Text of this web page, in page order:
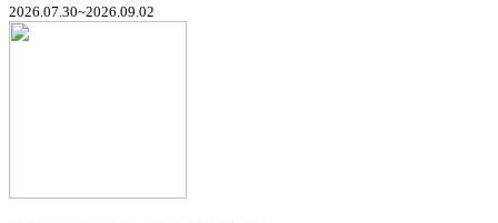
2026.07.30~2026.09.02